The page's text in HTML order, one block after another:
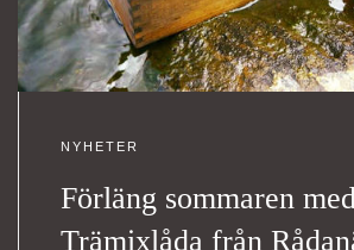
NYHETER
Förläng sommaren
Trämixlåda från